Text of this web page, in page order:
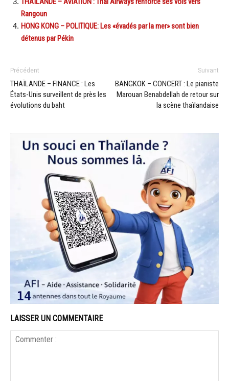
Rangoun
HONG KONG – POLITIQUE: Les «évadés par la mer» sont bien
détenus par Pékin
Précédent
THAÏLANDE – FINANCE : Les
États-Unis surveillent de près les
évolutions du baht
Suivant
BANGKOK – CONCERT : Le pianiste
Marouan Benabdellah de retour sur
la scène thaïlandaise
LAISSER UN COMMENTAIRE